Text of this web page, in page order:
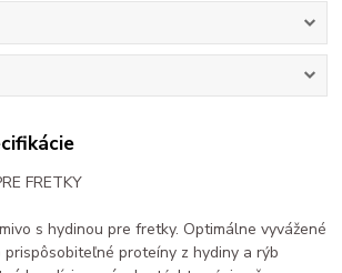
FRETKY
s hydinou pre fretky. Optimálne vyvážené
proteíny z hydiny a rýb